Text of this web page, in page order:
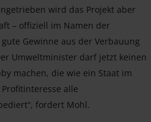
wird das Projekt aber
– offiziell im Namen der
Gewinne aus der Verbauung
Umweltminister darf jetzt keinen
machen, die wie ein Staat im
alle
fordert Mohl.